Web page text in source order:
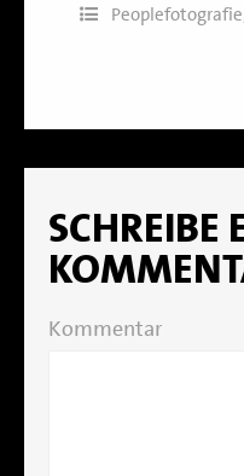
Peoplefotografie
SCHREIBE
Kommentar